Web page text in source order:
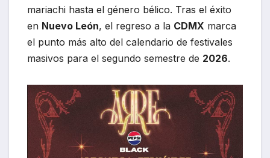
mariachi hasta el género bélico. Tras el éxito
en Nuevo León, el regreso a la CDMX marca
el punto más alto del calendario de festivales
masivos para el segundo semestre de 2026.